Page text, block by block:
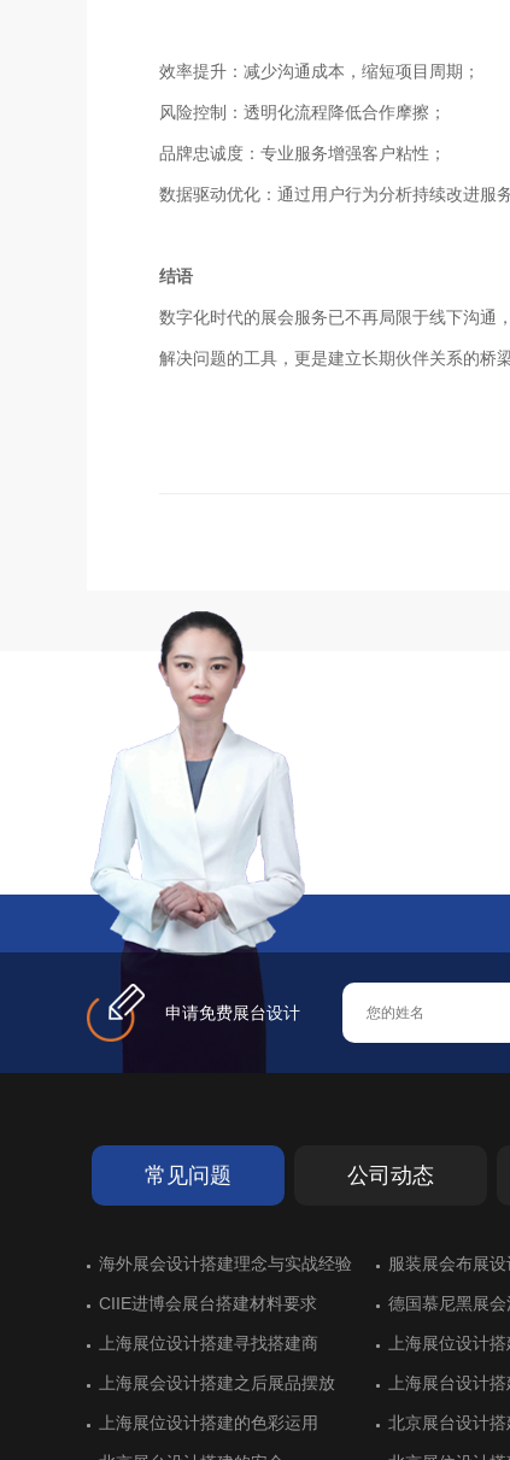
效率提升：减少沟通成本，缩短项目周期；
风险控制：透明化流程降低合作摩擦；
品牌忠诚度：专业服务增强客户粘性；
数据驱动优化：通过用户行为分析持续改进服务
结语
数字化时代的展会服务已不再局限于线下沟通
解决问题的工具，更是建立长期伙伴关系的桥梁
申请免费展台设计
常见问题 公司动态
德国艾森超过十年历史的展览搭建
展位搭建出彩：
德国科隆食品与饮料展览展位设计 法国巴黎航空
海外展会设计搭建理念与实战经验 服装展会布展
CIIE进博会展台搭建材料要求 德国慕尼黑展会
上海展位设计搭建寻找搭建商 上海展位设计
上海展会设计搭建之后展品摆放 上海展台设计
上海展位设计搭建的色彩运用 北京展台设计搭
斯里兰卡亮相进博会展台设计 墨西哥展台设计
黄石开发区展位设计搭建顺利 湖北商务厅展台
广东保威展位设计抢眼 虎克展台搭建
杭州精工展台设计搭建一丝不苟 卫凯化工科技
杭州精工展位设计精益求精 美思德化学展台
德国斯图加特橡胶展展台搭建 化工企业展台设
计
沙特利雅得国际建筑和建材展展位设
意大利博洛尼亚
德国艾森超过十年历史的展览搭建
展位搭建出彩：
德国科隆食品与饮料展览展位设计 法国巴黎航空
海外展会设计搭建理念与实战经验 服装展会布展
CIIE进博会展台搭建材料要求 德国慕尼黑展会
上海展位设计搭建寻找搭建商 上海展位设计
上海展会设计搭建之后展品摆放 上海展台设计
上海展位设计搭建的色彩运用 北京展台设计搭